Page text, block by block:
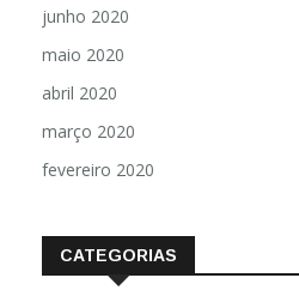
junho 2020
maio 2020
abril 2020
março 2020
fevereiro 2020
CATEGORIAS